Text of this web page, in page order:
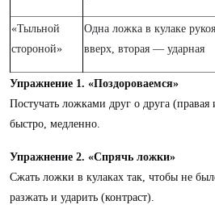
«Тыльной
стороной»
Одна ложка в кулаке
вверх, вторая — ударная
Упражнение 1. «Поздороваемся»
Постучать ложками друг о друга
быстро, медленно.
Упражнение 2. «Спрячь ложки»
Сжать ложки в кулаках так, чтобы не
разжать и ударить (контраст).